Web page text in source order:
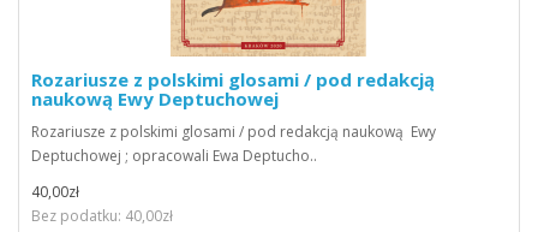
Rozariusze z polskimi glosami / pod redakcją
naukową Ewy Deptuchowej
Rozariusze z polskimi glosami / pod redakcją naukową Ewy
Deptuchowej ; opracowali Ewa Deptucho..
40,00zł
Bez podatku: 40,00zł